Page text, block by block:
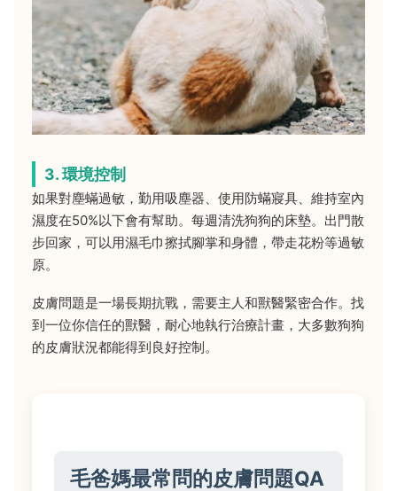
3. 環境控制
如果對塵蟎過敏，勤用吸塵器、使用防蟎寢具、維持室內
濕度在50%以下會有幫助。每週清洗狗狗的床墊。出門散
步回家，可以用濕毛巾擦拭腳掌和身體，帶走花粉等過敏
原。
皮膚問題是一場長期抗戰，需要主人和獸醫緊密合作。找
到一位你信任的獸醫，耐心地執行治療計畫，大多數狗狗
的皮膚狀況都能得到良好控制。
毛爸媽最常問的皮膚問題QA